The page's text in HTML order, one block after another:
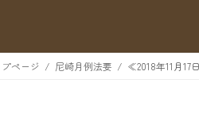
プページ 尼崎月例法要 ≪2018年11月17